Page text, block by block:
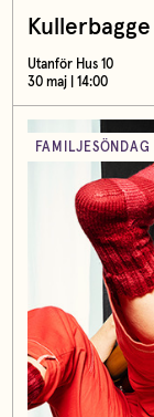
Kullerbagge
Utanför Hus 10
30 maj | 14:00
FAMILJESÖNDAG